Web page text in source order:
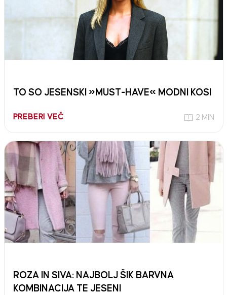
TO SO JESENSKI »MUST-HAVE« MODNI KOSI
PREBERI VEČ 2 MIN
ROZA IN SIVA: NAJBOLJ ŠIK BARVNA
KOMBINACIJA TE JESENI